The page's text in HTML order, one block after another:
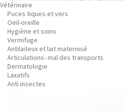
Vétérinaire
Puces tiques et vers
Oeil-oreille
Hygiène et soins
Vermifuge
Antilaiteux et lait maternisé
Articulations- mal des transports
Dermatologie
Laxatifs
Anti insectes